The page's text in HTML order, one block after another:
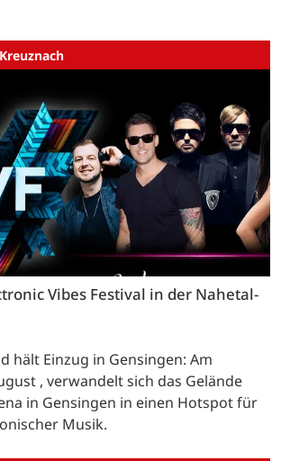
Vibes Festival in der Nahetal-
hält Einzug in Gensingen: Am
, verwandelt sich das Gelände
in Gensingen in einen Hotspot für
Musik.